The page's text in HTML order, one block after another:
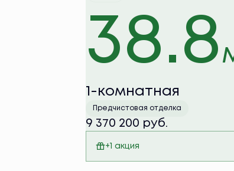
38.8
1-комнатная
Предчистовая отделка
9 370 200 руб.
+1 акция